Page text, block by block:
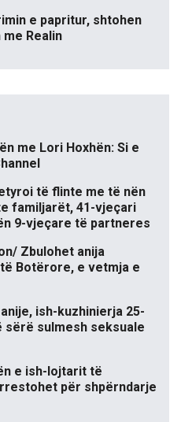
e papritur, shtohen
Realin
me Lori Hoxhën: Si e
të flinte me të nën
familjarët, 41-vjeçari
9-vjeçare të partneres
Zbulohet anija
Botërore, e vetmja e
ish-kuzhinierja 25-
sulmesh seksuale
e ish-lojtarit të
për shpërndarje